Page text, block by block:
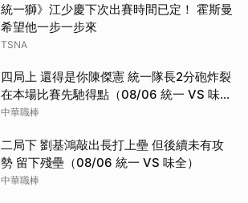
統一獅》江少慶下次出賽時間已定！ 霍斯曼
希望他一步一步來
TSNA
四局上 還得是你陳傑憲 統一隊長2分砲炸裂
在本場比賽先馳得點（08/06 統一 VS 味
全）
中華職棒
二局下 劉基鴻敲出長打上壘 但後續未有攻
勢 留下殘壘（08/06 統一 VS 味全）
中華職棒